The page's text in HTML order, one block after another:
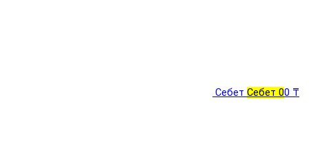
Себет Себет 00 ₸